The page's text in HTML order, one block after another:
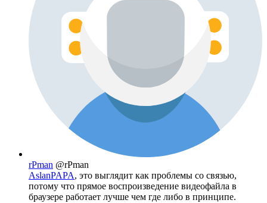
rPman @rPman
AslanPAPA, это выглядит как проблемы со связью,
потому что прямое воспроизведение видеофайла в
браузере работает лучше чем где либо в принципе.